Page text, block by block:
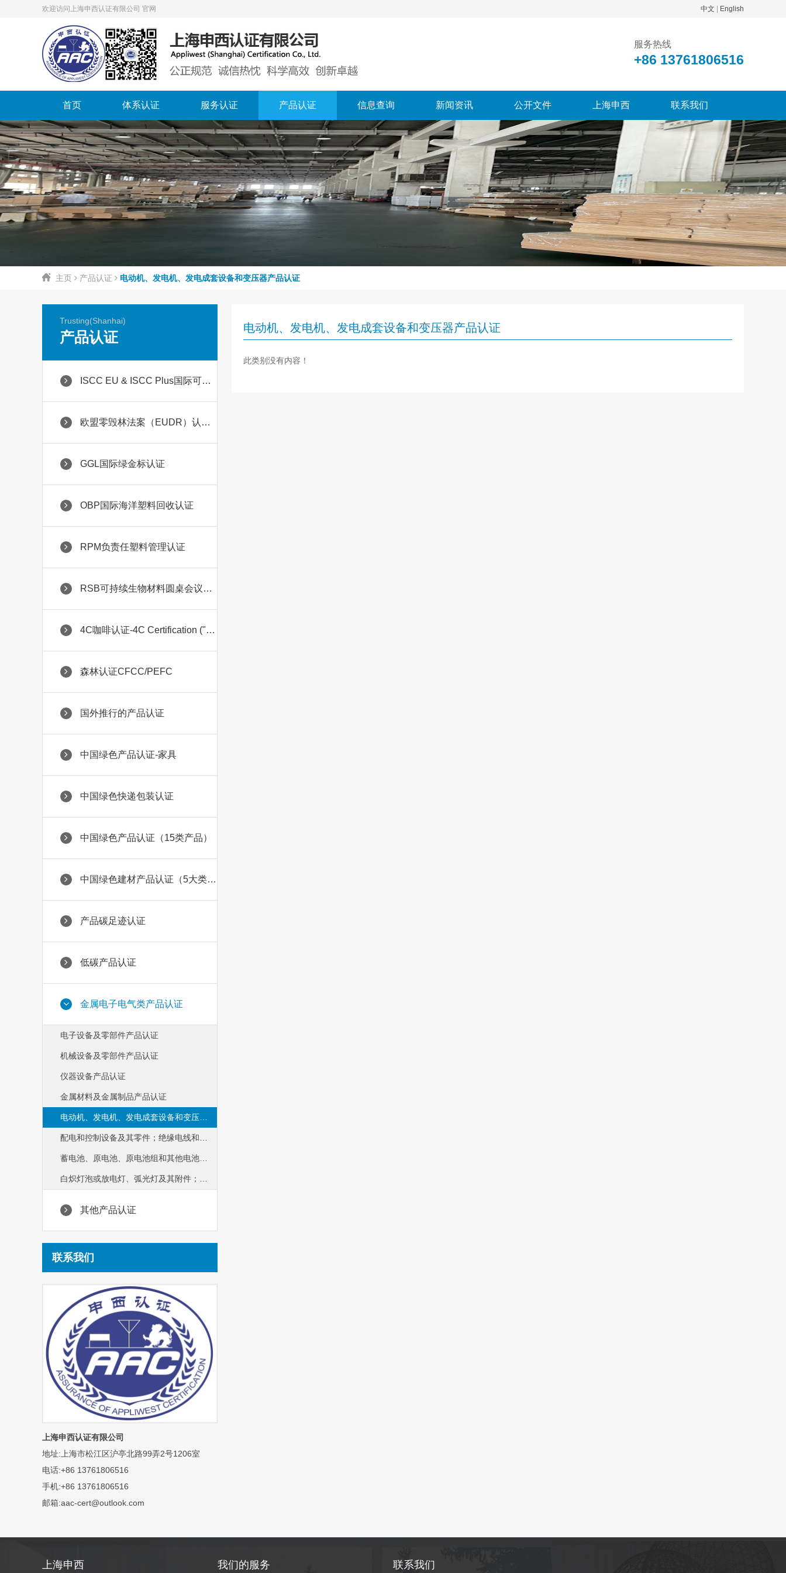
欢迎访问上海申西认证有限公司 官网 中文 English
服务热线
+86 13761806516
首页 体系认证 服务认证 产品认证 信息查询 新闻资讯 公开文件 上海申西 联系我们
主页 产品认证 电动机、发电机、发电成套设备和变压器产品认证
Trusting(Shanhai)
产品认证
ISCC EU & ISCC Plus国际可持续碳认证
欧盟零毁林法案（EUDR）认证服务
GGL国际绿金标认证
OBP国际海洋塑料回收认证
RPM负责任塑料管理认证
RSB可持续生物材料圆桌会议认证
4C咖啡认证-4C Certification ("Common Code for the Coff
森林认证CFCC/PEFC
国外推行的产品认证
中国绿色产品认证-家具
中国绿色快递包装认证
中国绿色产品认证（15类产品）
中国绿色建材产品认证（5大类69小类）
产品碳足迹认证
低碳产品认证
金属电子电气类产品认证
电子设备及零部件产品认证
机械设备及零部件产品认证
仪器设备产品认证
金属材料及金属制品产品认证
其他产品认证
联系我们
上海申西认证有限公司
地址:上海市松江区沪亭北路99弄2号1206室
电话:+86 13761806516
手机:+86 13761806516
邮箱:aac-cert@outlook.com
电动机、发电机、发电成套设备和变压器产品认证
此类别没有内容！
上海申西 我们的服务 联系我们